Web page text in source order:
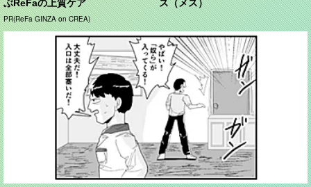
ぶReFaの上質ケア
PR(ReFa GINZA on CREA)
ス（メス）